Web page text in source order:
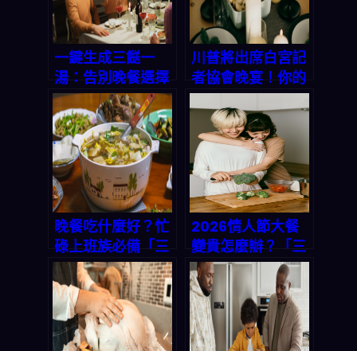
一鍵生成三餸一
湯：告別晚餐選擇
困難的智能方案
川普將出席白宮記
者協會晚宴！你的
晚餐想好了嗎？
「三餸一湯」智能
菜單讓你不再為吃
飯發愁
晚餐吃什麼好？忙
碌上班族必備「三
餸一湯」AI 幫你一
秒搞定菜單！
2026情人節大餐
變貴怎麼辦？「三
餸一湯」App一鍵
解決晚餐選擇困
難，省下餐廳錢又
不失浪漫